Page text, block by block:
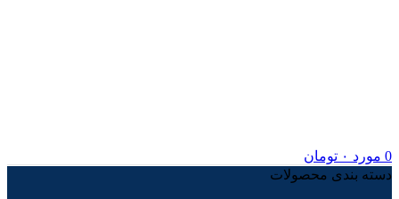
0 مورد ۰ تومان
دسته بندی محصولات